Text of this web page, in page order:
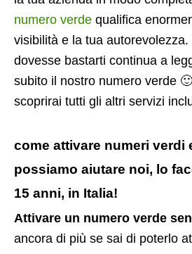
numero verde qualifica
visibilità e la tua
dovesse bastarti continua a
subito il nostro numero verde 🙂
scoprirai tutti gli altri servizi
come attivare numeri verdi
possiamo aiutare noi, lo
15 anni, in Italia!
Attivare un numero verde
ancora di più se sai di poterlo